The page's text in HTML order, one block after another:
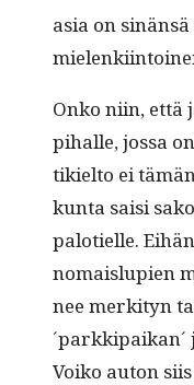
asia on
Onko niin, että
pihalle, jos­sa
tikiel­to ei
kun­ta saisi
palotielle.
nomaislupi­en
nee merk­i­tyn
Voiko auton